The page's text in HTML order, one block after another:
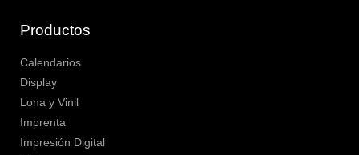
Productos
Calendarios
Display
Lona y Vinil
Imprenta
Impresión Digital